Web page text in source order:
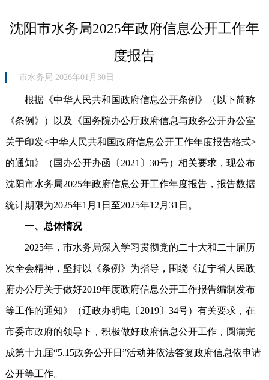
沈阳市水务局2025年政府信息​公开工作年
度报告
市水务局 2026年01月30日
根据《中华人民共和国政府信息公开条例》（以下简称
《条例》）以及《国务院办公厅政府信息与政务公开办公室
关于印发<中华人民共和国政府信息公开工作年度报告格式>
的通知》（国办公开办函〔2021〕30号）相关要求，现公布
沈阳市水务局2025年政府信息公开工作年度报告，报告数据
统计期限为2025年1月1日至2025年12月31日。
一、总体情况
2025年，市水务局深入学习贯彻党的二十大和二十届历
次全会精神，坚持以《条例》为指导，围绕《辽宁省人民政
府办公厅关于做好2019年度政府信息公开工作报告编制发布
等工作的通知》（辽政办明电〔2019〕34号）有关要求，在
市委市政府的领导下，积极做好政府信息公开工作，圆满完
成第十九届“5.15政务公开日”活动并依法答复政府信息依申请
公开等工作。